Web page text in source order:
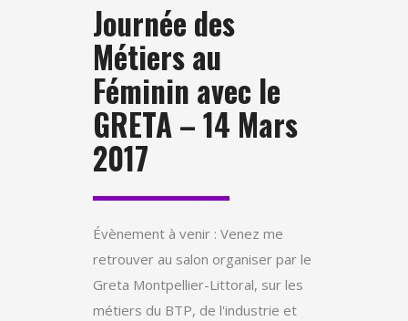
Journée des
Métiers au
Féminin avec le
GRETA – 14 Mars
2017
Évènement à venir : Venez me
retrouver au salon organiser par le
Greta Montpellier-Littoral, sur les
métiers du BTP, de l'industrie et